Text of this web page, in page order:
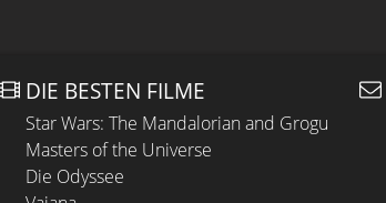
DIE BESTEN FILME
Star Wars: The Mandalorian and Grogu
Masters of the Universe
Die Odyssee